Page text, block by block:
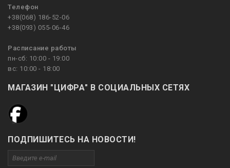
Телефон
+38(068) 186-52-06
+38(093) 055-06-46
Расписание работы
пн-сб: 10:00 - 19:00
вс: 10:00 - 18:00
МАГАЗИН "ЦИФРА" В СОЦИАЛЬНЫХ СЕТЯХ
ПОДПИШИТЕСЬ НА НОВОСТИ!